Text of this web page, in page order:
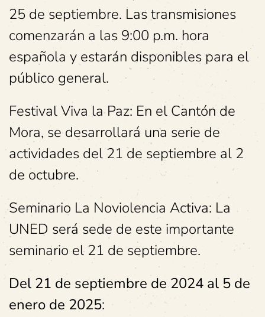
25 de septiembre. Las transmisiones
comenzarán a las 9:00 p.m. hora
española y estarán disponibles para el
público general.
Festival Viva la Paz: En el Cantón de
Mora, se desarrollará una serie de
actividades del 21 de septiembre al 2
de octubre.
Seminario La Noviolencia Activa: La
UNED será sede de este importante
seminario el 21 de septiembre.
Del 21 de septiembre de 2024 al 5 de
enero de 2025: